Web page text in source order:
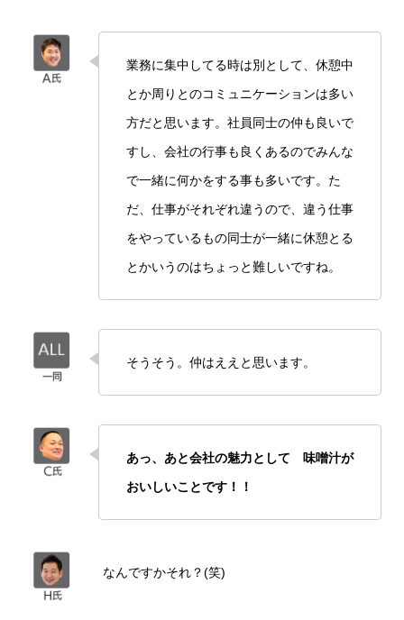
業務に集中してる時は別として、休憩中
とか周りとのコミュニケーションは多い
方だと思います。社員同士の仲も良いで
すし、会社の行事も良くあるのでみんな
で一緒に何かをする事も多いです。た
だ、仕事がそれぞれ違うので、違う仕事
をやっているもの同士が一緒に休憩とる
とかいうのはちょっと難しいですね。
そうそう。仲はええと思います。
あっ、あと会社の魅力として
味噌汁が
おいしいことです！！
なんですかそれ？(笑)